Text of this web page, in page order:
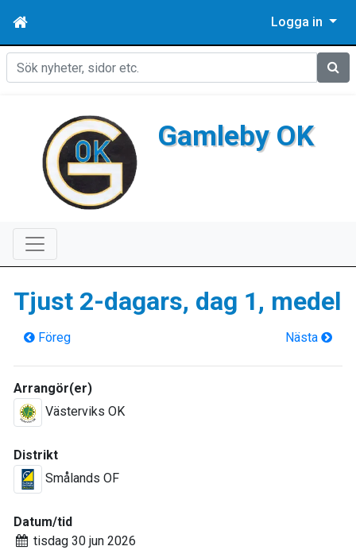
Logga in
Sök
Gamleby OK
Tjust 2-dagars, dag 1, medel
Föreg Nästa
Arrangör(er)
Västerviks OK
Distrikt
Smålands OF
Datum/tid
tisdag 30 jun 2026